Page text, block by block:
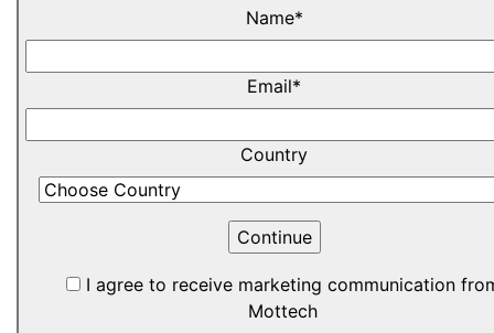
Name*
Email*
Country
I agree to receive marketing communication
Mottech